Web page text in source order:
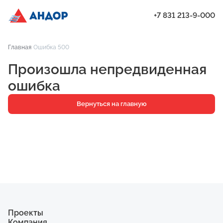
Проекты
Квартиры
Паркинг
Кладовые
+7 831 213-9-000
Главная Ошибка 500
Произошла непредвиденная
ошибка
Вернуться на главную
Проекты